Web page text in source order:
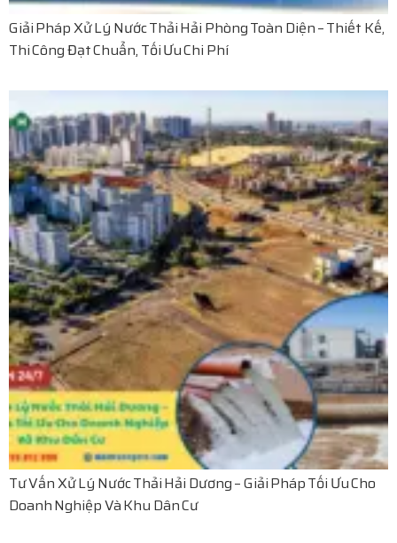
Giải Pháp Xử Lý Nước Thải Hải Phòng Toàn Diện – Thiết Kế,
Thi Công Đạt Chuẩn, Tối Ưu Chi Phí
Tư Vấn Xử Lý Nước Thải Hải Dương – Giải Pháp Tối Ưu Cho
Doanh Nghiệp Và Khu Dân Cư